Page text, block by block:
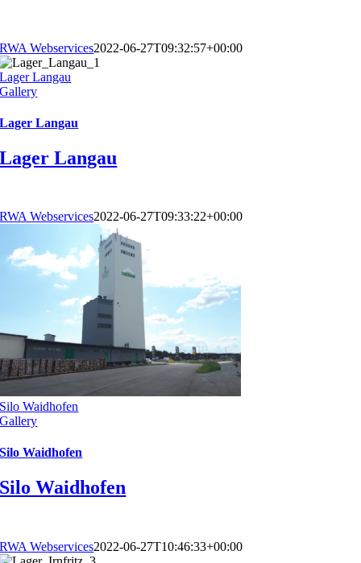
RWA Webservices2022-06-27T09:32:57+00:00
Lager Langau
Gallery
Lager Langau
Lager Langau
RWA Webservices2022-06-27T09:33:22+00:00
Silo Waidhofen
Gallery
Silo Waidhofen
Silo Waidhofen
RWA Webservices2022-06-27T10:46:33+00:00